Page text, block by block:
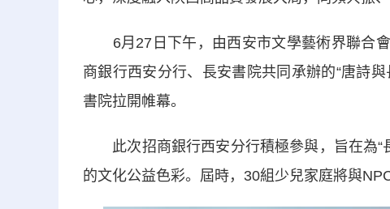
6月27日下午，由西安市文學藝術界聯合會
商銀行西安分行、長安書院共同承辦的“唐詩
書院拉開帷幕。
此次招商銀行西安分行積極參與，旨在為“
的文化公益色彩。屆時，30組少兒家庭將與